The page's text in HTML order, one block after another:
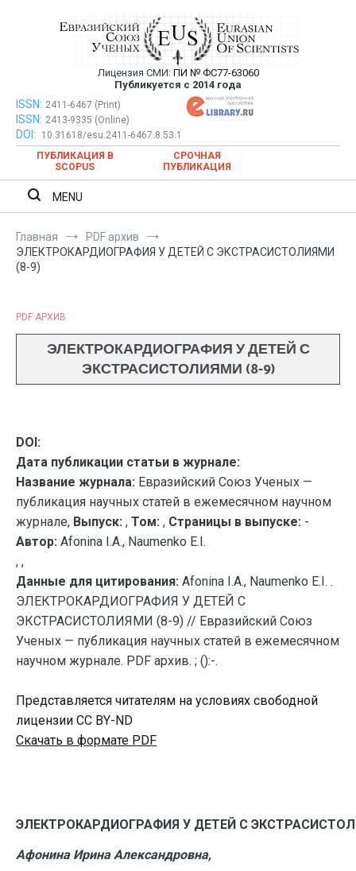
Евразийский Союз Ученых —
публикация научных статей в
ежемесячном научном журнале
Лицензия СМИ: ПИ № ФС77-63060
Публикуется с 2014 года
Евразийский Союз Ученых — публикация научных статей в
ежемесячном научном журнале
ISSN: 2411-6467 (Print)
ISSN: 2413-9335 (Online)
DOI:
10.31618/esu.2411-6467.8.53.1
ПУБЛИКАЦИЯ В
SCOPUS
СРОЧНАЯ
ПУБЛИКАЦИЯ
MENU
Главная
PDF архив
ЭЛЕКТРОКАРДИОГРАФИЯ У ДЕТЕЙ С ЭКСТРАСИСТОЛИЯМИ
(8-9)
PDF АРХИВ
ЭЛЕКТРОКАРДИОГРАФИЯ У ДЕТЕЙ С
ЭКСТРАСИСТОЛИЯМИ (8-9)
DOI:
Дата публикации статьи в журнале:
Название журнала: Евразийский Союз Ученых —
публикация научных статей в ежемесячном научном
журнале, Выпуск: , Том: , Страницы в выпуске: -
Автор: Afonina I.A., Naumenko E.I.
, ,
Данные для цитирования: Afonina I.A., Naumenko E.I. .
ЭЛЕКТРОКАРДИОГРАФИЯ У ДЕТЕЙ С
ЭКСТРАСИСТОЛИЯМИ (8-9) // Евразийский Союз
Ученых — публикация научных статей в ежемесячном
научном журнале. PDF архив. ; ():-.
Представляется читателям на условиях свободной
лицензии CC BY-ND
Скачать в формате PDF
ЭЛЕКТРОКАРДИОГРАФИЯ У ДЕТЕЙ С
Афонина Ирина Александровна,